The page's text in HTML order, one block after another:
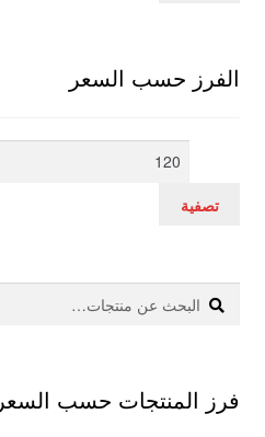
الفرز حسب السعر
أدنى
تصفية
البحث
عن:
بحث
فرز المنتجات حسب السعر